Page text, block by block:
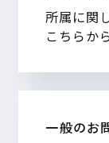
所属に関
こちらか
一般のお